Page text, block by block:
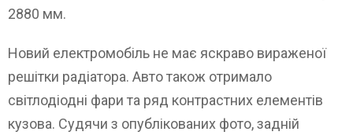
2880 мм.
Новий електромобіль не має яскраво вираженої
решітки радіатора. Авто також отримало
світлодіодні фари та ряд контрастних елементів
кузова. Судячи з опублікованих фото, задній